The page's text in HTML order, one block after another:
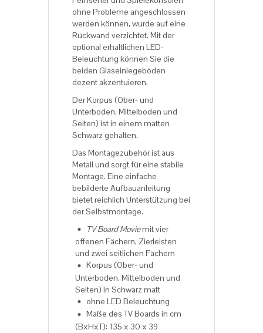
ohne Probleme angeschlossen
werden können, wurde auf eine
Rückwand verzichtet. Mit der
optional erhältlichen LED-
Beleuchtung können Sie die
beiden Glaseinlegeböden
dezent akzentuieren.
Der Korpus (Ober- und
Unterboden, Mittelboden und
Seiten) ist in einem matten
Schwarz gehalten.
Das Montagezubehör ist aus
Metall und sorgt für eine stabile
Montage. Eine einfache
bebilderte Aufbauanleitung
bietet reichlich Unterstützung bei
der Selbstmontage.
TV Board Moviemit vier
offenen Fächern, Zierleisten
und zwei seitlichen Fächern
Korpus (Ober- und
Unterboden, Mittelboden und
Seiten) in Schwarz matt
ohne LED Beleuchtung
Maße des TV Boards in cm
(BxHxT): 135 x 30 x 39